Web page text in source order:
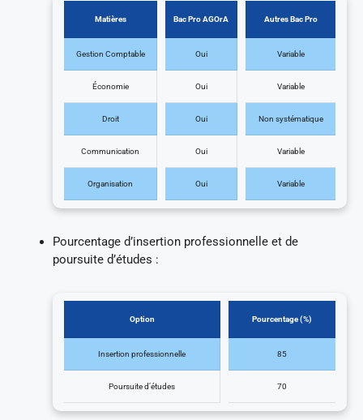
Matières Bac Pro AGOrA Autres Bac Pro
Gestion Comptable Oui Variable
Économie Oui Variable
Droit Oui Non systématique
Communication Oui Variable
Organisation Oui Variable
Pourcentage d’insertion professionnelle et de
poursuite d’études :
Option Pourcentage (%)
Insertion professionnelle 85
Poursuite d’études 70